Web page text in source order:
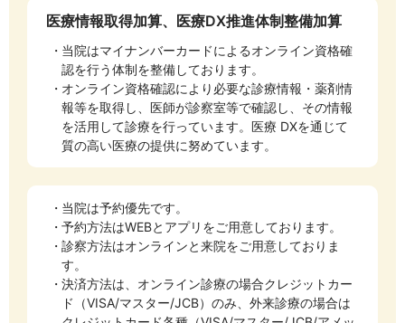
医療情報取得加算、医療DX推進体制整備加算
当院はマイナンバーカードによるオンライン資格確
認を行う体制を整備しております。
オンライン資格確認により必要な診療情報・薬剤情
報等を取得し、医師が診察室等で確認し、その情報
を活用して診療を行っています。医療 DXを通じて
質の高い医療の提供に努めています。
当院は予約優先です。
予約方法はWEBとアプリをご用意しております。
診察方法はオンラインと来院をご用意しておりま
す。
決済方法は、オンライン診療の場合クレジットカー
ド（VISA/マスター/JCB）のみ、外来診療の場合は